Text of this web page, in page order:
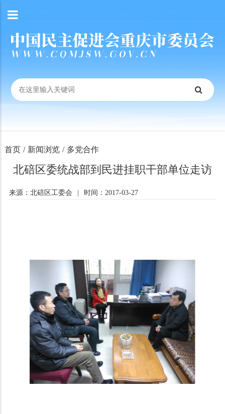
首页 / 新闻浏览 / 多党合作
北碚区委统战部到民进挂职干部单位走访
来源：北碚区工委会 时间：2017-03-27